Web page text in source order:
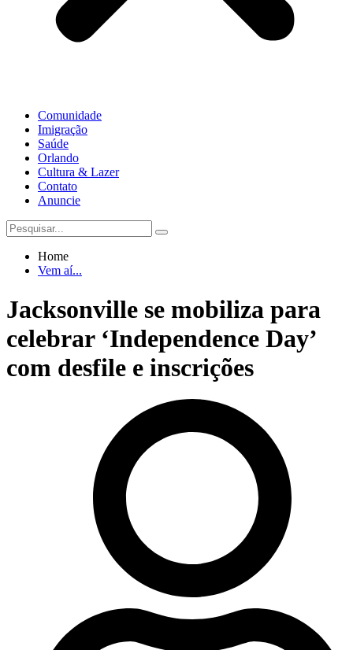
Comunidade
Imigração
Saúde
Orlando
Cultura & Lazer
Contato
Anuncie
Home
Vem aí...
Jacksonville se mobiliza para
celebrar ‘Independence Day’
com desfile e inscrições